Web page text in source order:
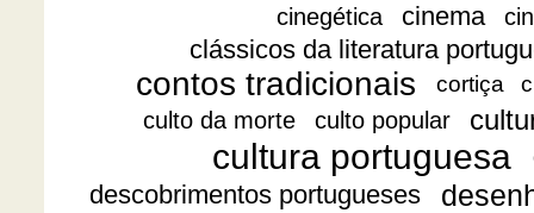
cinegética
cinema
clássicos da literatura
contos tradicionais cortiça
culto da morte culto popular
cultura portuguesa
descobrimentos portugueses